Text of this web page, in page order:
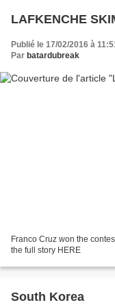
LAFKENCHE
Publié le 17/02/2016 à
Par batardubreak
Franco Cruz won the
the full story HERE
South Korea